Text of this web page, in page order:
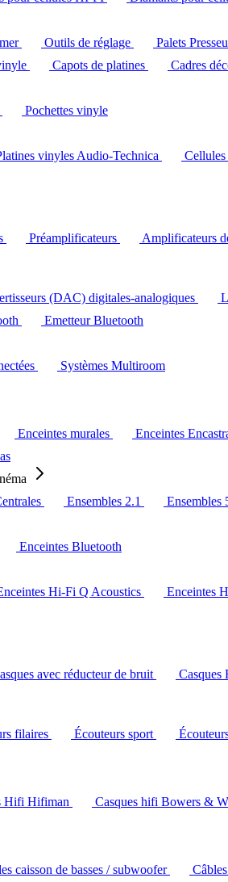
Outils de réglage Palets
Capots de platines
Cadres
Pochettes vinyle
vinyles Audio-Technica
Préamplificateurs Amplificateurs
(DAC) digitales-analogiques
Emetteur Bluetooth
Systèmes Multiroom
Enceintes murales Enceintes
Ensembles 2.1 Ensembles
Enceintes Bluetooth
Hi-Fi Q Acoustics Enceintes
avec réducteur de bruit Casques
filaires Écouteurs sport
Hifi Hifiman Casques hifi Bowers &
caisson de basses / subwoofer